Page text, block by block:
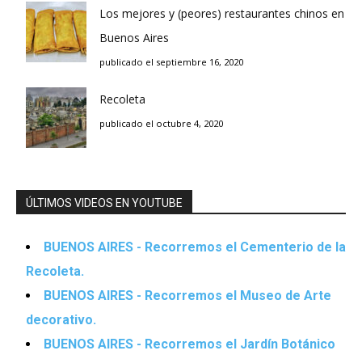
Los mejores y (peores) restaurantes chinos en
Buenos Aires
publicado el septiembre 16, 2020
Recoleta
publicado el octubre 4, 2020
ÚLTIMOS VIDEOS EN YOUTUBE
BUENOS AIRES - Recorremos el Cementerio de la
Recoleta.
BUENOS AIRES - Recorremos el Museo de Arte
decorativo.
BUENOS AIRES - Recorremos el Jardín Botánico